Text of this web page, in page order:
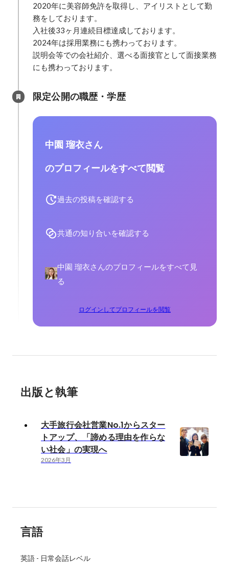
2020年に美容師免許を取得し、アイリストとして勤
務をしております。
入社後33ヶ月連続目標達成しております。
2024年は採用業務にも携わっております。
説明会等での会社紹介、選べる面接官として面接業務
にも携わっております。
限定公開の職歴・学歴
中園 瑠衣さん
のプロフィールをすべて閲覧
過去の投稿を確認する
共通の知り合いを確認する
中園 瑠衣さんのプロフィールをすべて見
る
ログインしてプロフィールを閲覧
出版と執筆
大手旅行会社営業No.1からスター
トアップ、「諦める理由を作らな
い社会」の実現へ
2026年3月
言語
英語 - 日常会話レベル